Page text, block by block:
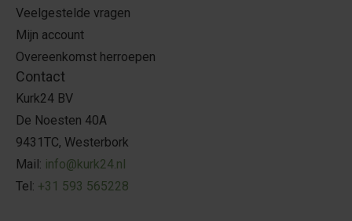
Veelgestelde vragen
Mijn account
Overeenkomst herroepen
Contact
Kurk24 BV
De Noesten 40A
9431TC, Westerbork
Mail: info@kurk24.nl
Tel: +31 593 565228